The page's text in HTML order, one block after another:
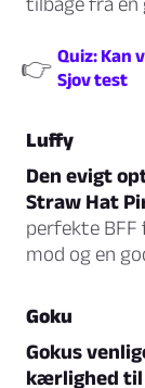
👉 Quiz: Kan
Sjov test
Luffy
Den evigt
Straw Hat
perfekte
mod og en
Goku
Gokus
kærlighed til